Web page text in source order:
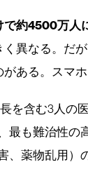
約4500万人
異なる。だ
ある。スマホ
を含む3人の
最も難治性の
薬物乱用）